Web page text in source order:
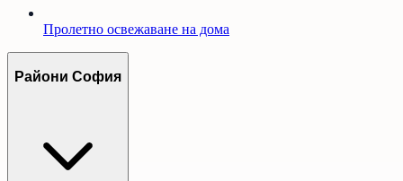
Пролетно освежаване на дома
Райони София